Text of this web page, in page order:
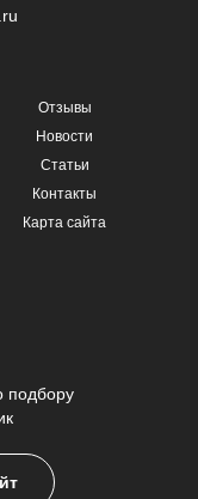
Отзывы
Новости
Статьи
Контакты
Карта сайта
подбору